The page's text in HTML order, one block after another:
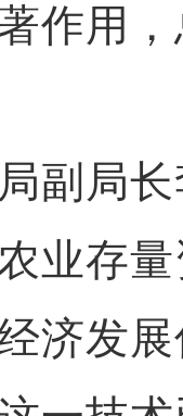
作用
局长
业存
济发